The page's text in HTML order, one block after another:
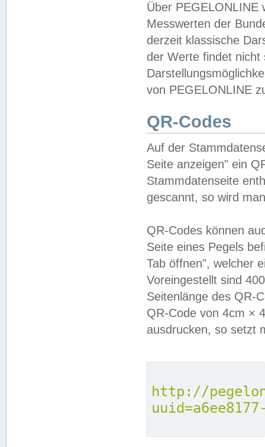
Über PEGELONLINE
Messwerten der
derzeit klassische
der Werte findet
von PEGELONLINE
QR-Codes
Auf der
Seite anzeigen" ein
Stammdatenseite
gescannt, so wird
QR-Codes können
Seite eines Pegels
Tab öffnen", welcher
Voreingestellt sind
Seitenlänge des QR-
QR-Code von 4cm ×
ausdrucken, so setzt
http://